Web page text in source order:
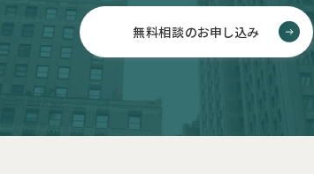
無料相談のお申し込み